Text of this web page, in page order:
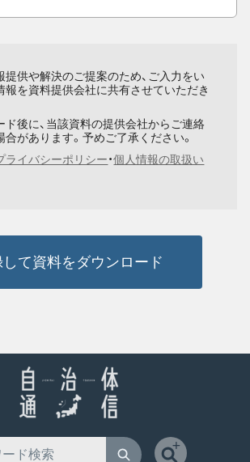
提供や解決のご提案のため、ご入力をい
報を資料提供会社に共有させていただき
ド後に、当該資料の提供会社からご連絡
があります。予めご了承ください。
ライバシーポリシー・個人情報の取扱い
て資料をダウンロード